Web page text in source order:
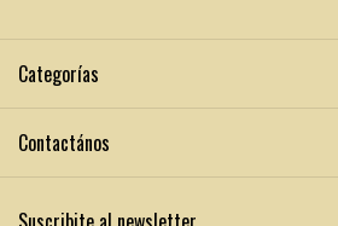
Categorías
Contactános